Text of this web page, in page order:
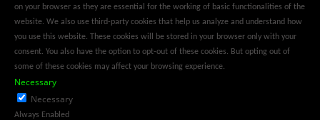
on your browser as they are essential for the working of basic functionalities of the
website. We also use third-party cookies that help us analyze and understand how
you use this website. These cookies will be stored in your browser only with your
consent. You also have the option to opt-out of these cookies. But opting out of
some of these cookies may affect your browsing experience.
Necessary
Necessary
Always Enabled